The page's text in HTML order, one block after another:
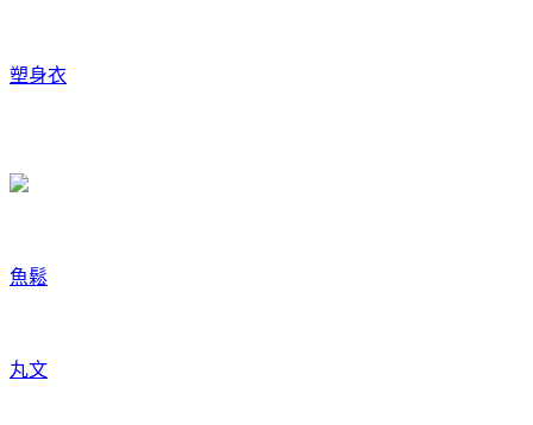
塑身衣
魚鬆
丸文